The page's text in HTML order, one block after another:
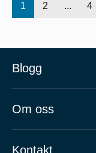
1 2 ... 4
Blogg
Om oss
Kontakt